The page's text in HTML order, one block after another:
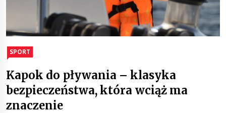
SPORT
Kapok do pływania – klasyka
bezpieczeństwa, która wciąż ma
znaczenie